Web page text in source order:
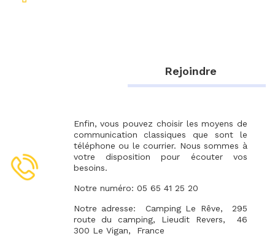
Rejoindre
Enfin, vous pouvez choisir les moyens de
communication classiques que sont le
téléphone ou le courrier. Nous sommes à
votre disposition pour écouter vos
besoins.
Notre numéro: 05 65 41 25 20
Notre adresse: Camping Le Rêve, 295
route du camping, Lieudit Revers, 46
300 Le Vigan, France